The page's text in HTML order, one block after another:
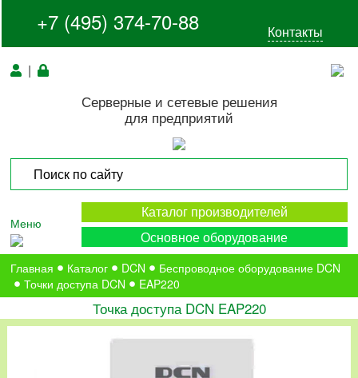
+7 (495) 374-70-88 Контакты
|
Серверные и сетевые решения
для предприятий
Меню
Каталог производителей
Основное оборудование
Главная Каталог DCN
Беспроводное оборудование DCN
Точки доступа DCN
EAP220
Точка доступа DCN EAP220